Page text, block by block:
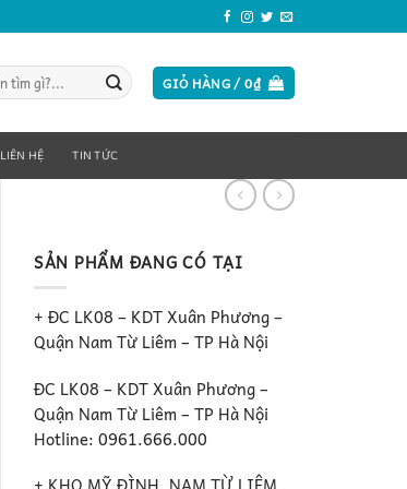
GIỎ HÀNG /0₫
LIÊN HỆ TIN TỨC
SẢN PHẨM ĐANG CÓ TẠI
+ ĐC LK08 – KDT Xuân Phương –
Quận Nam Từ Liêm – TP Hà Nội
ĐC LK08 – KDT Xuân Phương –
Quận Nam Từ Liêm – TP Hà Nội
Hotline: 0961.666.000